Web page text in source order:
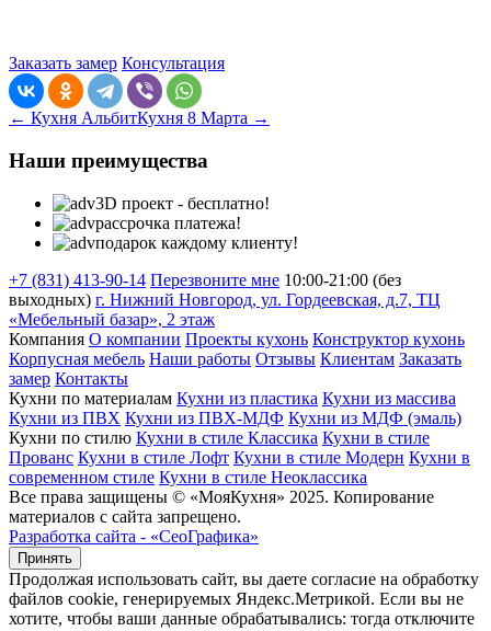
Заказать замер Консультация
← Кухня АльбитКухня 8 Марта →
Наши преимущества
3D проект - бесплатно!
рассрочка платежа!
подарок каждому клиенту!
+7 (831) 413-90-14 Перезвоните мне 10:00-21:00 (без
выходных) г. Нижний Новгород, ул. Гордеевская, д.7, ТЦ
«Мебельный базар», 2 этаж
Компания О компании Проекты кухонь Конструктор кухонь
Корпусная мебель Наши работы Отзывы Клиентам Заказать
замер Контакты
Кухни по материалам Кухни из пластика Кухни из массива
Кухни из ПВХ Кухни из ПВХ-МДФ Кухни из МДФ (эмаль)
Кухни по стилю Кухни в стиле Классика Кухни в стиле
Прованс Кухни в стиле Лофт Кухни в стиле Модерн Кухни в
современном стиле Кухни в стиле Неоклассика
Все права защищены © «МояКухня» 2025. Копирование
материалов с сайта запрещено.
Разработка сайта - «СеоГрафика»
Принять
Продолжая использовать сайт, вы даете согласие на обработку
файлов cookie, генерируемых Яндекс.Метрикой. Если вы не
хотите, чтобы ваши данные обрабатывались: тогда отключите